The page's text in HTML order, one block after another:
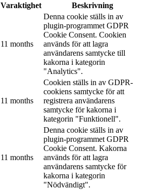
Varaktighet Beskrivning
11 months
Denna cookie ställs in av
plugin-programmet GDPR
Cookie Consent. Cookien
används för att lagra
användarens samtycke till
kakorna i kategorin
"Analytics".
11 months
Cookien ställs in av GDPR-
cookiens samtycke för att
registrera användarens
samtycke för kakorna i
kategorin "Funktionell".
11 months
Denna cookie ställs in av
plugin-programmet GDPR
Cookie Consent. Kakorna
används för att lagra
användarens samtycke för
kakorna i kategorin
"Nödvändigt".